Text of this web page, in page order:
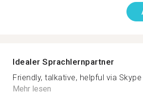
Idealer Sprachlernpartner
Friendly, talkative, helpful via
Mehr lesen